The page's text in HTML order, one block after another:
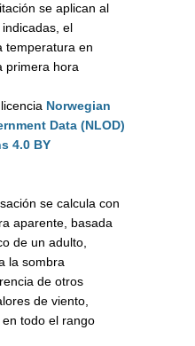
se aplican al
el
temperatura en
primera hora
Norwegian
Data (NLOD)
4.0 BY
se calcula con
aparente, basada
de un adulto,
la sombra
de otros
de viento,
todo el rango